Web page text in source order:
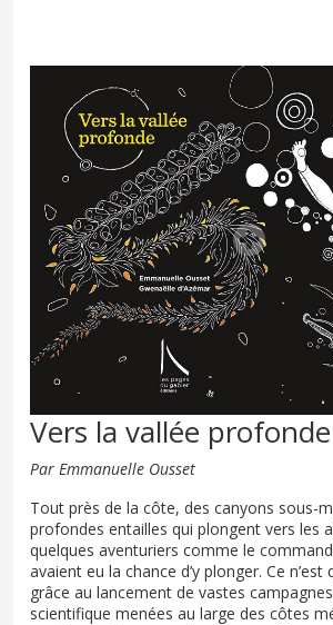
Vers la vallée profonde
Par Emmanuelle Ousset
Tout près de la côte, des canyons sous-
profondes entailles qui plongent vers les
quelques aventuriers comme le
avaient eu la chance d’y plonger. Ce n’est
grâce au lancement de vastes
scientifique menées au large des côtes